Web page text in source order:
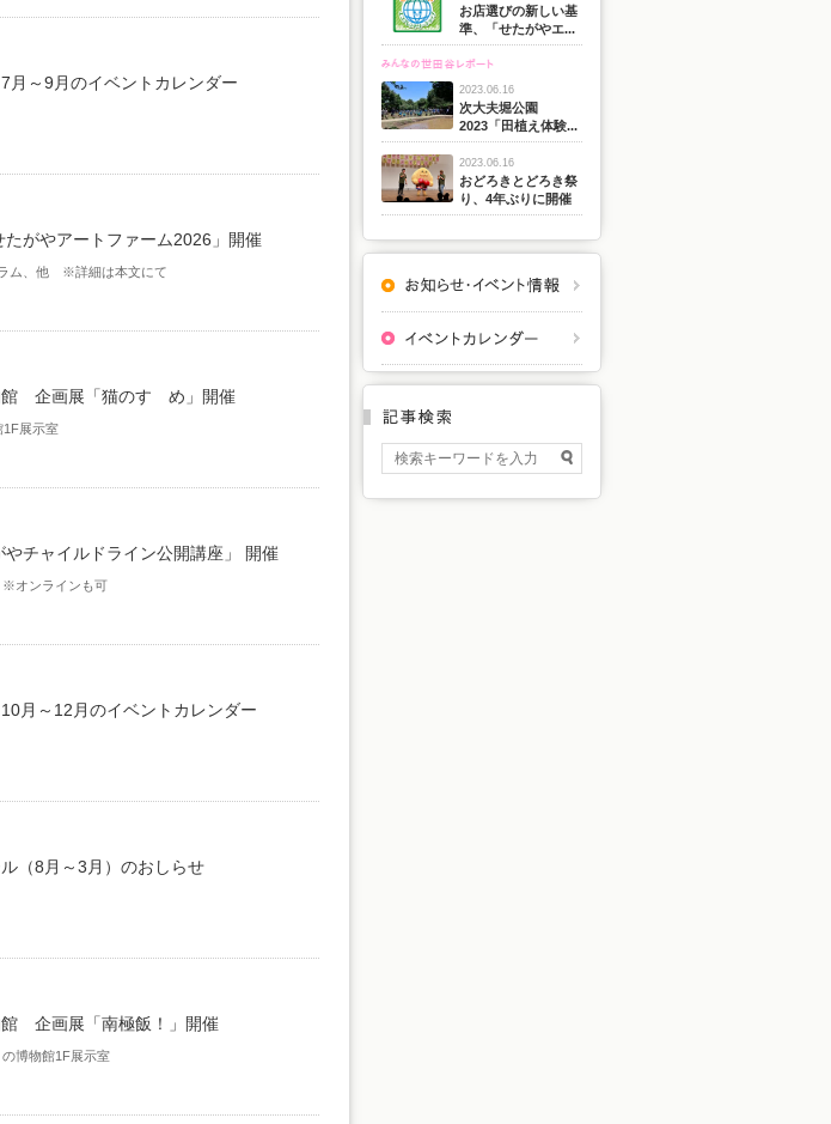
～9月のイベントカレンダー
がやアートファーム2026」開催
ム、他 ※詳細は本文にて
企画展「猫のすゝめ」開催
1F展示室
チャイルドライン公開講座」 開催
※オンラインも可
月～12月のイベントカレンダー
（8月～3月）のおしらせ
企画展「南極飯！」開催
博物館1F展示室
お店選びの新しい基
準、「せたがやエ...
2023.06.16
次大夫堀公園
2023「田植え体験...
2023.06.16
おどろきとどろき祭
り、4年ぶりに開催